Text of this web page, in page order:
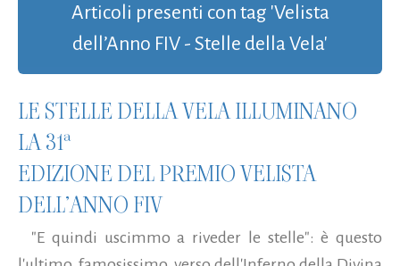
Articoli presenti con tag 'Velista
dell’Anno FIV - Stelle della Vela'
LE STELLE DELLA VELA ILLUMINANO
LA 31ª
EDIZIONE DEL PREMIO VELISTA
DELL’ANNO FIV
"E quindi uscimmo a riveder le stelle": è questo